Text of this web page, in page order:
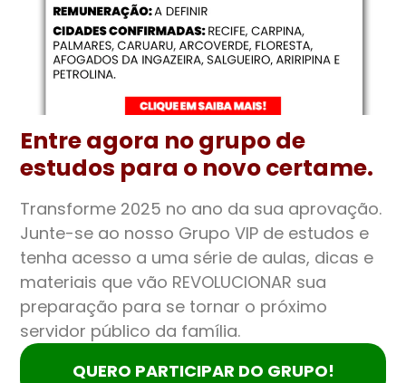
Entre agora no grupo de
estudos para o novo certame.
Transforme 2025 no ano da sua aprovação.
Junte-se ao nosso Grupo VIP de estudos e
tenha acesso a uma série de aulas, dicas e
materiais que vão REVOLUCIONAR sua
preparação para se tornar o próximo
servidor público da família.
QUERO PARTICIPAR DO GRUPO!